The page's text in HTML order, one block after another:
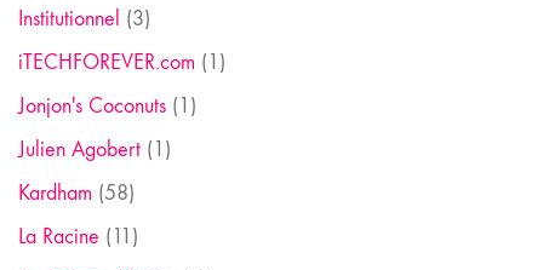
Institutionnel (3)
iTECHFOREVER.com (1)
Jonjon's Coconuts (1)
Julien Agobert (1)
Kardham (58)
La Racine (11)